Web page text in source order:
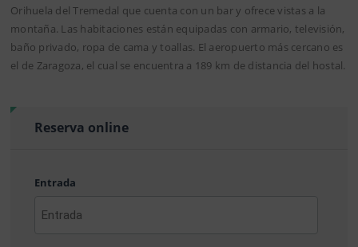
Orihuela del Tremedal que cuenta con un bar y ofrece vistas a la
montaña. Las habitaciones están equipadas con armario, televisión,
baño privado, ropa de cama y toallas. El aeropuerto más cercano es
el de Zaragoza, el cual se encuentra a 189 km de distancia del hostal.
Reserva online
Entrada
AAAA